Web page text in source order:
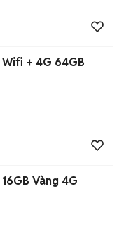
+ 4G 64GB
Vàng 4G